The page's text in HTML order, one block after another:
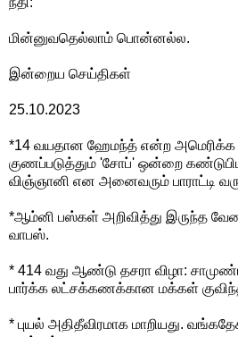
மின்னுவதெல்லாம் பொன்னல்ல.
இன்றைய செய்திகள்
25.10.2023
*14 வயதான ஹேமந்த் என்ற
குணப்படுத்தும் 'சோப்' ஒன்றை
விஞ்ஞானி என அனைவரும் பாராட்டி
*ஆம்னி பஸ்கள் அறிவித்து இருந்த
வாபஸ்.
* 414 வது ஆண்டு தசரா விழா:
பார்க்க லட்சக்கணக்கான மக்கள்
* புயல் அதிதீவிரமாக மாறியது.